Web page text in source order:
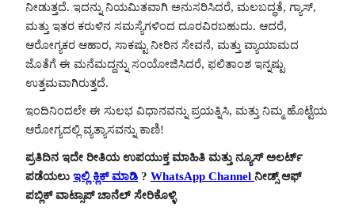
ನೀಡುತ್ತದೆ. ಇದನ್ನು ನಿಯಮಿತವಾಗಿ ಅನುಸರಿಸಿದರೆ, ಮಲಬದ್ಧತೆ, ಗ್ಯಾಸ್,
ಮತ್ತು ಇತರ ಕರುಳಿನ ಸಮಸ್ಯೆಗಳಿಂದ ದೂರವಿರಬಹುದು. ಆದರೆ,
ಆರೋಗ್ಯಕರ ಆಹಾರ, ಸಾಕಷ್ಟು ನೀರಿನ ಸೇವನೆ, ಮತ್ತು ವ್ಯಾಯಾಮದ
ಜೊತೆಗೆ ಈ ಮನೆಮದ್ದನ್ನು ಸಂಯೋಜಿಸಿದರೆ, ಫಲಿತಾಂಶ ಇನ್ನಷ್ಟು
ಉತ್ತಮವಾಗಿರುತ್ತದೆ.
ಇಂದಿನಿಂದಲೇ ಈ ಸುಲಭ ವಿಧಾನವನ್ನು ಪ್ರಯತ್ನಿಸಿ, ಮತ್ತು ನಿಮ್ಮ ಹೊಟ್ಟೆಯ
ಆರೋಗ್ಯದಲ್ಲಿ ವ್ಯತ್ಯಾಸವನ್ನು ಕಾಣಿ!
ಪ್ರತಿದಿನ ಇದೇ ರೀತಿಯ ಉಪಯುಕ್ತ ಮಾಹಿತಿ ಮತ್ತು ನ್ಯೂಸ್ ಅಲರ್ಟ್
ಪಡೆಯಲು ಇಲ್ಲಿ ಕ್ಲಿಕ್ ಮಾಡಿ ? WhatsApp Channel ನೀಡ್ಸ್ ಆಫ್
ಪಬ್ಲಿಕ್ ವಾಟ್ಸಾಪ್ ಚಾನೆಲ್ ಸೇರಿಕೊಳ್ಳಿ